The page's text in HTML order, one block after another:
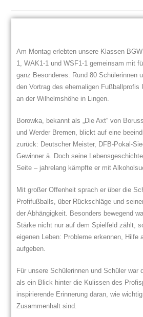
Am Montag erlebten unsere Klassen
1, WAK1-1 und WSF1-1 gemeinsam mit
ganz Besonderes: Rund 80 Schülerinnen
den Vortrag des ehemaligen Fußballprofis
an der Wilhelmshöhe in Lingen.
Borowka, bekannt als „Die Axt“ von
und Werder Bremen, blickt auf eine
zurück: Deutscher Meister, DFB-Pokal-
Gewinner ä. Doch seine
Seite – jahrelang kämpfte er mit
Mit großer Offenheit sprach er über die
Profifußballs, über Rückschläge und
der Abhängigkeit. Besonders bewegend
Stärke nicht nur auf dem Spielfeld zählt,
eigenen Leben: Probleme erkennen, Hilfe
aufgeben.
Für unsere Schülerinnen und Schüler war
als ein Blick hinter die Kulissen des
inspirierende Erinnerung daran, wie
Zusammenhalt sind.